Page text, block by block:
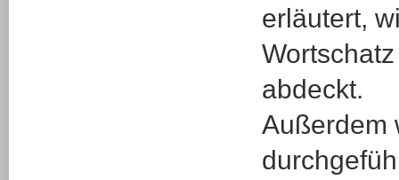
erläutert,
abdeckt.
Außerdem